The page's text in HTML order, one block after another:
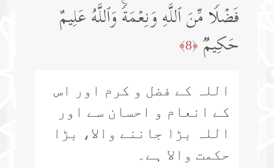
فَضۡلࣰا مِّنَ ٱللَّهِ وَنِعۡمَةࣰۚ وَٱللَّهُ عَلِیمٌ
حَكِیمࣱ ﴿8﴾
اللہ کے فضل و کرم اور اس
کے انعام و احسان سے اور
اللہ بڑا جاننے والا، بڑا
حکمت والا ہے۔